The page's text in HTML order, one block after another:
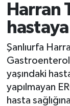
Harran
Şanlıurfa
yaşındaki
yapılmayan
hasta
Gündem
Kültür
Magazin
Tüm
Son
Haber